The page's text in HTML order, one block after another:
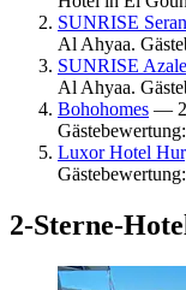
SUNRISE
Al Ahyaa.
SUNRISE
Al Ahyaa.
Bohohomes —
Luxor Hotel
2-Sterne-